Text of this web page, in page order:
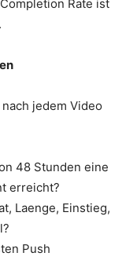
Rate ist
jedem Video
48 Stunden eine
erreicht?
Laenge, Einstieg,
Push